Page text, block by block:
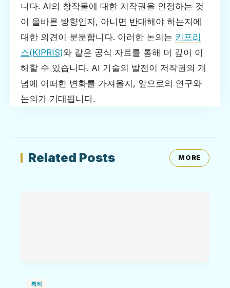
니다. AI의 창작물에 대한 저작권을 인정하는 것
이 올바른 방향인지, 아니면 반대해야 하는지에
대한 의견이 분분합니다. 이러한 논의는 키프리
스(KIPRIS)와 같은 공식 자료를 통해 더 깊이 이
해할 수 있습니다. AI 기술의 발전이 저작권의 개
념에 어떠한 변화를 가져올지, 앞으로의 연구와
논의가 기대됩니다.
Related Posts MORE
특허